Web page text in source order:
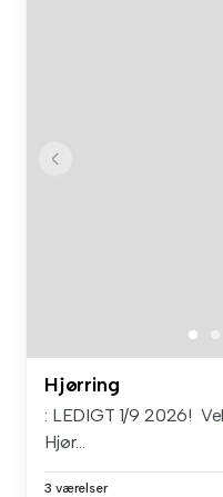
Hjørring
: LEDIGT 1/9 2026!
Hjør...
3 værelser